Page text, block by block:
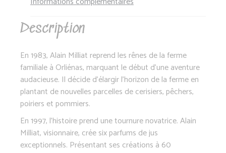
Description
En 1983, Alain Milliat reprend les rênes de la ferme
familiale à Orliénas, marquant le début d’une aventure
audacieuse. Il décide d’élargir l’horizon de la ferme en
plantant de nouvelles parcelles de cerisiers, pêchers,
poiriers et pommiers.
En 1997, l’histoire prend une tournure novatrice. Alain
Milliat, visionnaire, crée six parfums de jus
exceptionnels. Présentant ses créations à 60